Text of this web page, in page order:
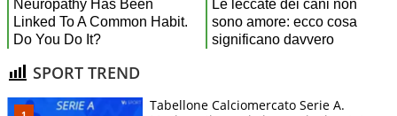
SPORT TREND
Tabellone Calciomercato Serie A.